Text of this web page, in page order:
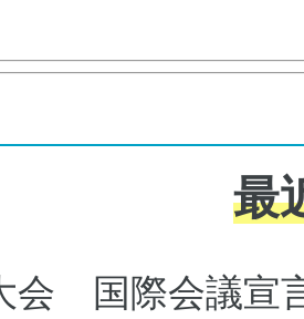
最
会 国際会議宣